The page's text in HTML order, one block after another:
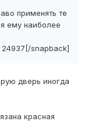
применять те
ему наиболее
24937[/snapback]
дверь иногда
красная